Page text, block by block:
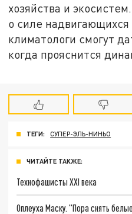
хозяйства и
о силе надвигающихся
климатологи смогут
когда прояснится
ТЕГИ: СУПЕР-ЭЛЬ-НИНЬО
ЧИТАЙТЕ ТАКЖЕ:
Технофашисты XXI века
Оплеуха Маску. "Пора снять